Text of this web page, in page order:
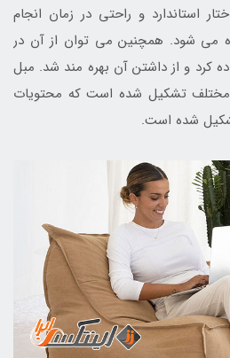
استاندارد و راحتی در زمان انجام
می شود. همچنین می توان از آن در
کرد و از داشتن آن بهره مند شد. مبل
تشکیل شده است که محتویات
شده است.